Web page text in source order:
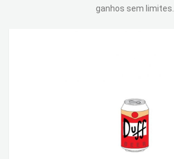
ganhos sem limites.